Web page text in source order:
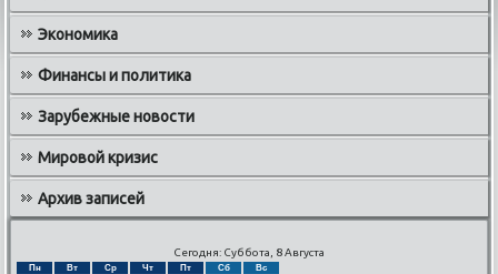
Экономика
Финансы и политика
Зарубежные новости
Мировой кризис
Архив записей
Сегодня: Суббота, 8 Августа
Пн Вт Ср Чт Пт Сб Вс